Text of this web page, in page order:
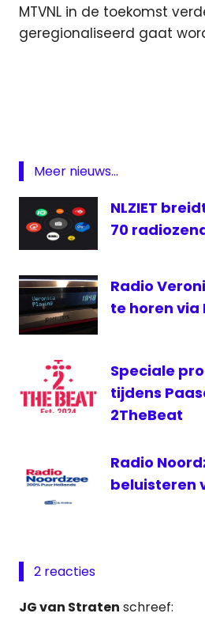
MTVNL in de toekomst
geregionaliseerd gaat
Radio
Team
FM
Meer nieuws...
NLZIET
70
Radio
te horen via
Speciale
tijdens
2TheBeat
Radio
beluisteren
2 reacties
JG van Straten schreef: